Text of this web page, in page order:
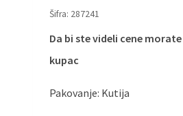
Šifra: 287241
Da bi ste videli cene
kupac
Pakovanje: Kutija